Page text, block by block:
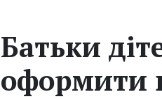
Батьки
оформити